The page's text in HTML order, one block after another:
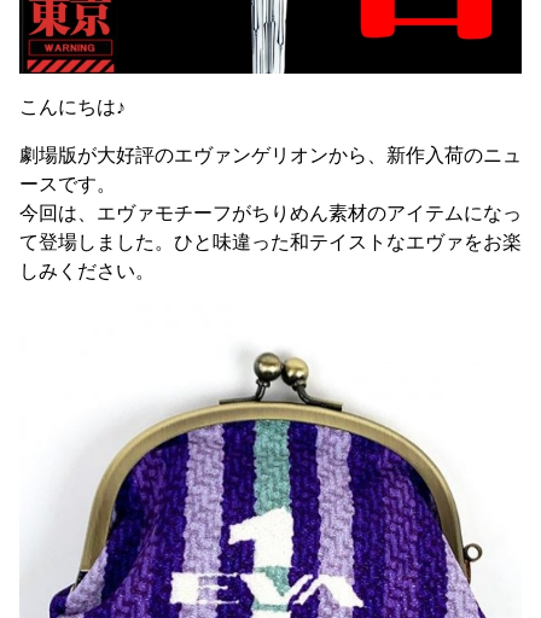
こんにちは♪
劇場版が大好評のエヴァンゲリオンから、新作入荷のニュ
ースです。
今回は、エヴァモチーフがちりめん素材のアイテムになっ
て登場しました。ひと味違った和テイストなエヴァをお楽
しみください。